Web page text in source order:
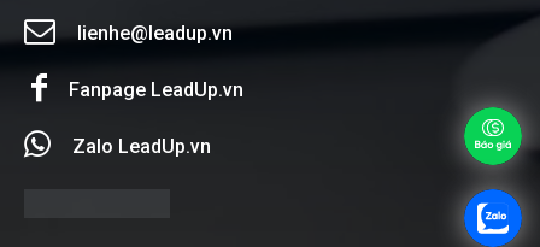
lienhe@leadup.vn
Fanpage LeadUp.vn
Zalo LeadUp.vn